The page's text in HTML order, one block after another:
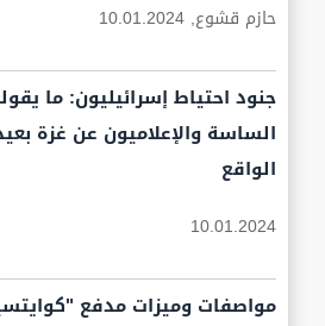
حازم قشوع,10.01.2024
جنود احتياط إسرائيليون: ما
الساسة والإعلاميون عن غزة
الواقع
10.01.2024
مواصفات وميزات مدفع